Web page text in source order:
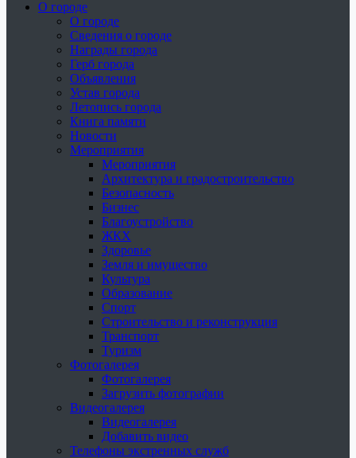
О городе
О городе
Сведения о городе
Награды города
Герб города
Объявления
Устав города
Летопись города
Книга памяти
Новости
Мероприятия
Мероприятия
Архитектура и градостроительство
Безопасность
Бизнес
Благоустройство
ЖКХ
Здоровье
Земля и имущество
Культура
Образование
Спорт
Строительство и реконструкция
Транспорт
Туризм
Фотогалерея
Фотогалерея
Загрузить фотографии
Видеогалерея
Видеогалерея
Добавить видео
Телефоны экстренных служб